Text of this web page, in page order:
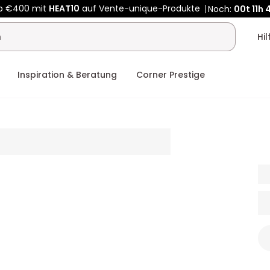
€400 mit HEAT10 auf Vente-unique-Produkte Noch: 00t 11h
unique wird zu Vente-unique - Gleicher Shop, neuer
€400 mit
00t 13h
Inspiration & Beratung Corner Prestige